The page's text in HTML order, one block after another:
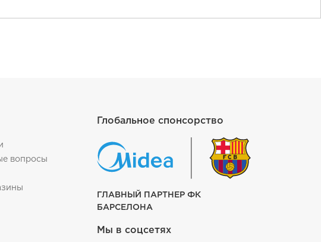
вопросы
Глобальное спонсорство
ГЛАВНЫЙ ПАРТНЕР ФК
БАРСЕЛОНА
Мы в соцсетях